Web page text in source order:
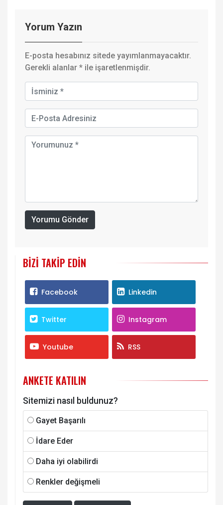
Yorum Yazın
E-posta hesabınız sitede yayımlanmayacaktır.
Gerekli alanlar * ile işaretlenmişdir.
Yorumu Gönder
BIZI TAKIP EDIN
Facebook Linkedin
Twitter Instagram
Youtube RSS
ANKETE KATILIN
Sitemizi nasıl buldunuz?
Gayet Başarılı
İdare Eder
Daha iyi olabilirdi
Renkler değişmeli